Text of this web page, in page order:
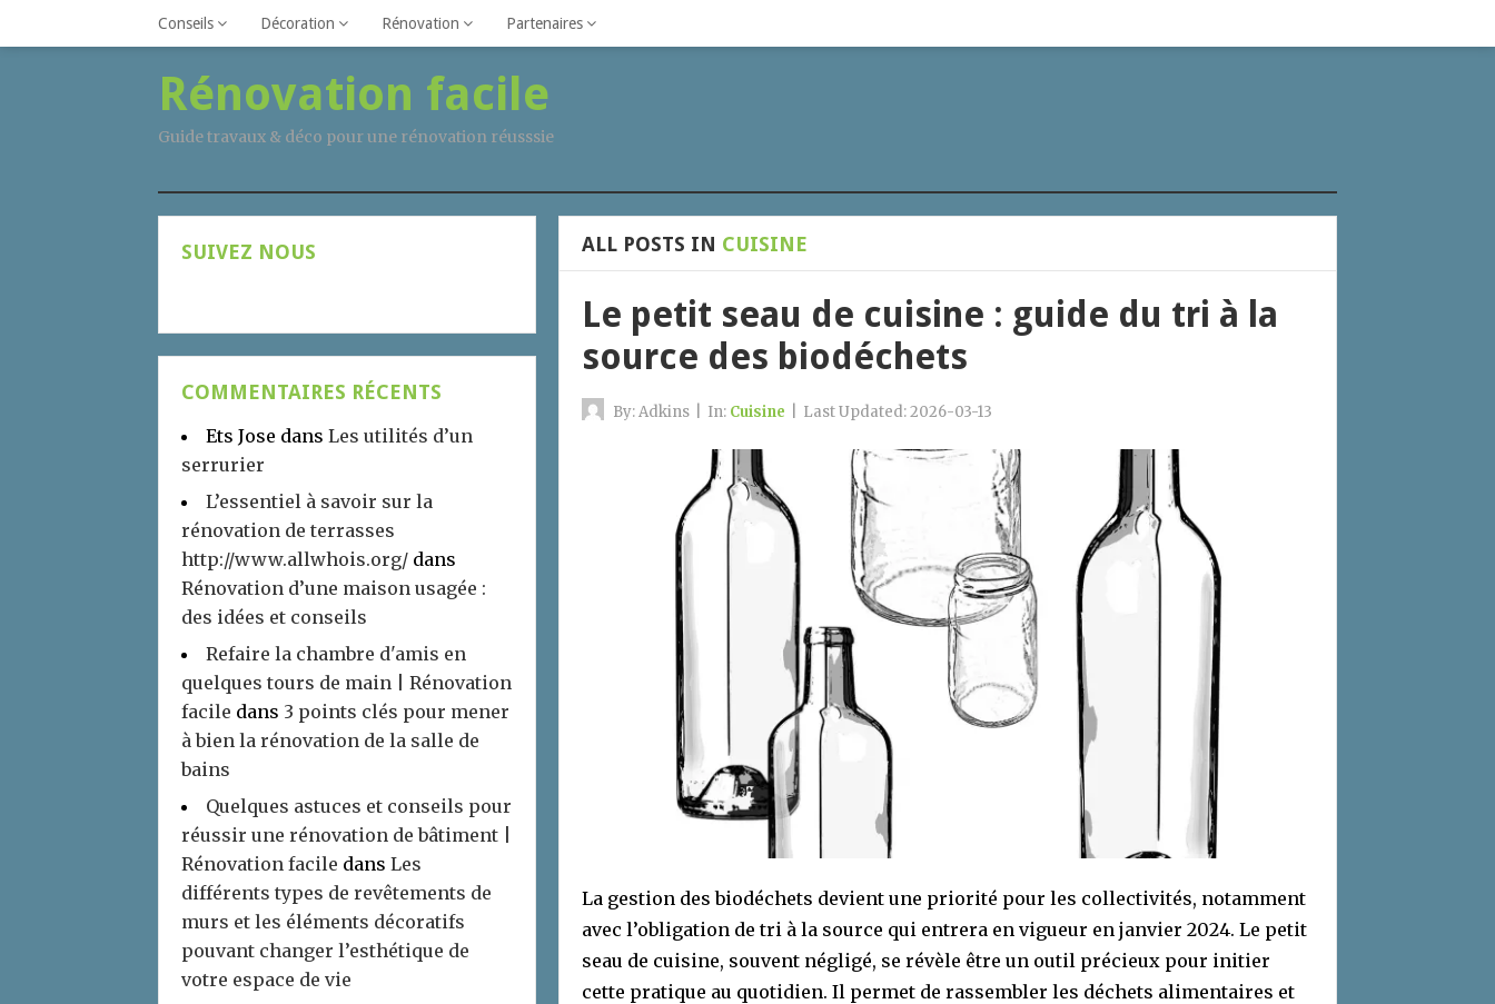
Conseils Décoration Rénovation Partenaires
Rénovation facile
Guide travaux & déco pour une rénovation réusssie
ALL POSTS IN CUISINE
Le petit seau de cuisine : guide du tri à la
source des biodéchets
By:Adkins In: Cuisine Last Updated:2026-03-13
La gestion des biodéchets devient une priorité pour les collectivités, notamment
avec l’obligation de tri à la source qui entrera en vigueur en janvier 2024. Le petit
seau de cuisine, souvent négligé, se révèle être un outil précieux pour initier
cette pratique au quotidien. Il permet de rassembler les déchets alimentaires et
SUIVEZ NOUS
COMMENTAIRES RÉCENTS
Ets Jose dans Les utilités d’un
serrurier
L’essentiel à savoir sur la
rénovation de terrasses
http://www.allwhois.org/ dans
Rénovation d’une maison usagée :
des idées et conseils
Refaire la chambre d'amis en
quelques tours de main | Rénovation
facile dans 3 points clés pour mener
à bien la rénovation de la salle de
bains
Quelques astuces et conseils pour
réussir une rénovation de bâtiment |
Rénovation facile dans Les
différents types de revêtements de
murs et les éléments décoratifs
pouvant changer l’esthétique de
votre espace de vie